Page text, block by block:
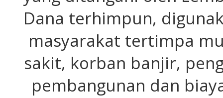
Dana terhimpun,
masyarakat tertimpa
sakit, korban banjir,
pembangunan dan